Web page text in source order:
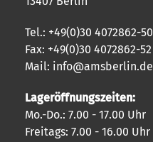
Tel.: +49(0)30 4072862-50
Fax: +49(0)30 4072862-52
Mail: info@amsberlin.de
Lageröffnungszeiten:
Mo.-Do.: 7.00 - 17.00 Uhr
Freitags: 7.00 - 16.00 Uhr